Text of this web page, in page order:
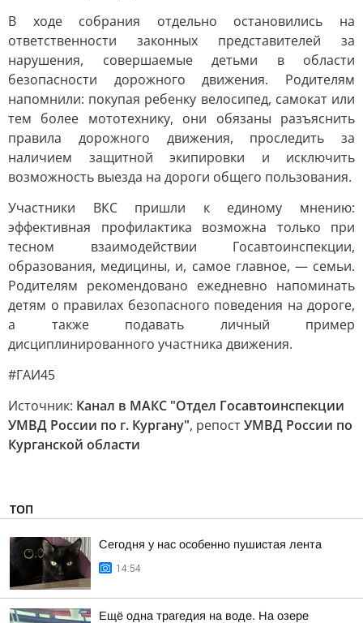
В ходе собрания отдельно остановились на
ответственности законных представителей за
нарушения, совершаемые детьми в области
безопасности дорожного движения. Родителям
напомнили: покупая ребенку велосипед, самокат или
тем более мототехнику, они обязаны разъяснить
правила дорожного движения, проследить за
наличием защитной экипировки и исключить
возможность выезда на дороги общего пользования.
Участники ВКС пришли к единому мнению:
эффективная профилактика возможна только при
тесном взаимодействии Госавтоинспекции,
образования, медицины, и, самое главное, — семьи.
Родителям рекомендовано ежедневно напоминать
детям о правилах безопасного поведения на дороге,
а также подавать личный пример
дисциплинированного участника движения.
#ГАИ45
Источник: Канал в МАКС "Отдел Госавтоинспекции
УМВД России по г. Кургану", репостУМВД России по
Курганской области
ТОП
Сегодня у нас особенно пушистая лента
14:54
Ещё одна трагедия на воде. На озере